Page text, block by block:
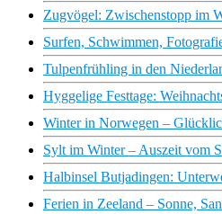
Zugvögel: Zwischenstopp im
Surfen, Schwimmen,
Tulpenfrühling in den
Hyggelige Festtage:
Winter in Norwegen –
Sylt im Winter – Auszeit vom
Halbinsel Butjadingen:
Ferien in Zeeland – Sonne,